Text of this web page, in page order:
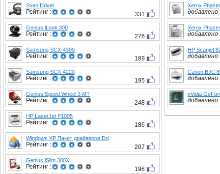
Sven Driver
Рейтинг : 331
Genius iLook 300
Рейтинг : 276
Samsung SCX-4300
Рейтинг : 189
Samsung SCX-4220
Рейтинг : 195
Genius Speed Wheel 3 MT
Рейтинг : 248
HP LaserJet P1005
Рейтинг : 186
Windows XP Пакет драйверов Dri
Рейтинг : 207
Genius iSlim 300X
Рейтинг : 196
Xerox
добавлено
Xerox
добавлено
HP Scanjet
добавлено
Canon BJC
добавлено
nVidia
добавлено